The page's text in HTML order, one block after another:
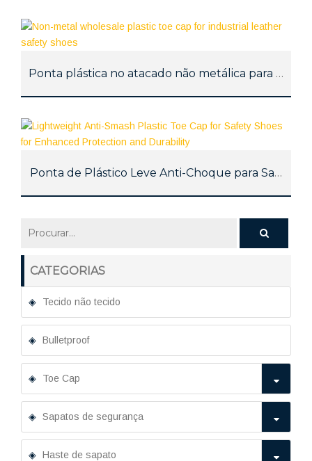
Ponta plástica no atacado não metálica para
Ponta de Plástico Leve Anti-Choque para
CATEGORIAS
Tecido não tecido
Bulletproof
Toe Cap
Sapatos de segurança
Haste de sapato